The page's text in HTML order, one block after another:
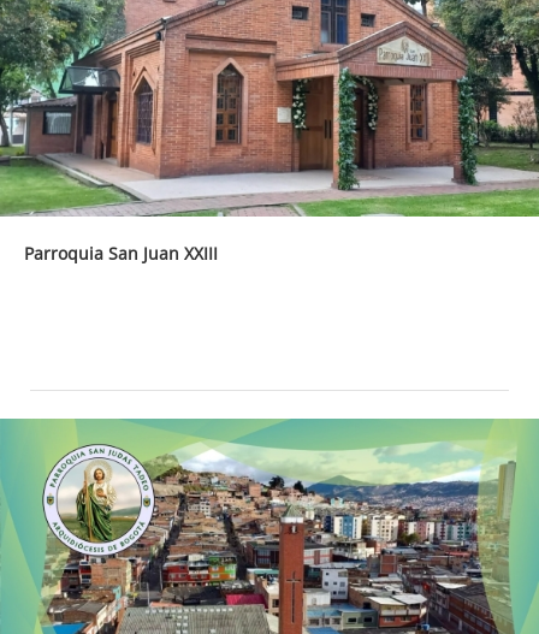
Parroquia San Juan XXIII